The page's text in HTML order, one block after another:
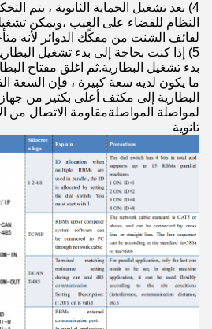
النظام للقضاء على العيب ،ويمكن
لفائف الشنت من مفكّك الدوائر لأنه
5) إذا كنت بحاجة إلى بدء تشغيل
ما يكون لديه سعة كبيرة ، فإن السعة
لمواصلة المواصلةمقاومة الاتصال من
ثانوية